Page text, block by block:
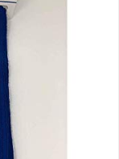
Real
pour un fan ou pour
must-have. Son
accompagnent